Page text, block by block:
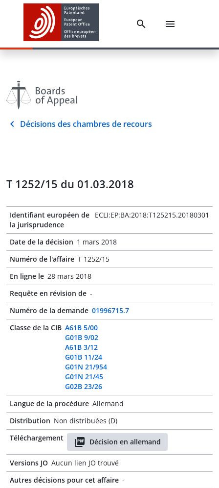
Décisions des chambres de recours
T 1252/15 du 01.03.2018
Identifiant européen de
la jurisprudence
ECLI:EP:BA:2018:T125215.20180301
Date de la décision 1 mars 2018
Numéro de l'affaire T 1252/15
En ligne le 28 mars 2018
Requête en révision de -
Numéro de la demande 01996715.7
Classe de la CIB A61B 5/00
G01B 9/02
A61B 3/12
G01B 11/24
G01N 21/954
G01N 21/45
G02B 23/26
Langue de la procédure Allemand
Distribution Non distribuées (D)
Téléchargement
Décision en allemand
Versions JO Aucun lien JO trouvé
Autres décisions pour cet affaire -